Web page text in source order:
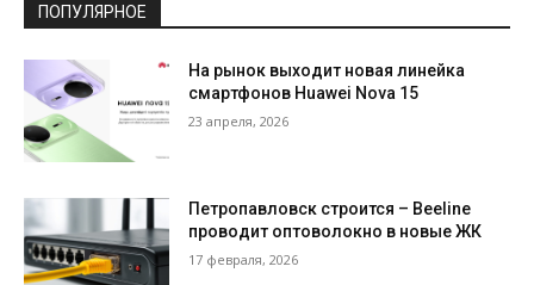
ПОПУЛЯРНОЕ
На рынок выходит новая линейка
смартфонов Huawei Nova 15
23 апреля, 2026
Петропавловск строится – Beeline
проводит оптоволокно в новые ЖК
17 февраля, 2026